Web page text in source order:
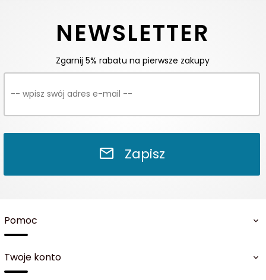
NEWSLETTER
Zgarnij 5% rabatu na pierwsze zakupy
Zapisz
Pomoc
Twoje konto